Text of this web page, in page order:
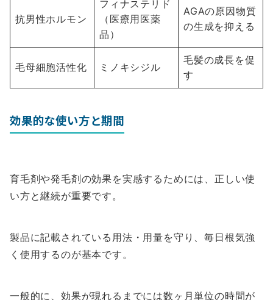
抗男性ホルモン
フィナステリド
（医療用医薬
品）
AGAの原因物質
の生成を抑える
毛母細胞活性化 ミノキシジル
毛髪の成長を促
す
効果的な使い方と期間
育毛剤や発毛剤の効果を実感するためには、正しい使
い方と継続が重要です。
製品に記載されている用法・用量を守り、毎日根気強
く使用するのが基本です。
一般的に、効果が現れるまでには数ヶ月単位の時間が